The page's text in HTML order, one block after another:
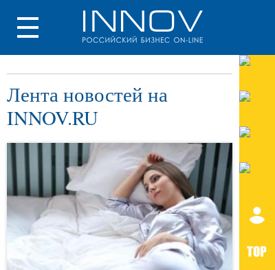
Лента новостей на
INNOV.RU